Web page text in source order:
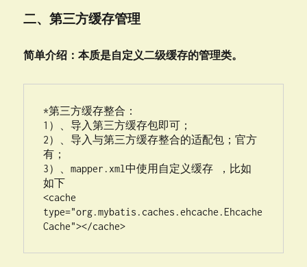
二、第三方缓存管理
简单介绍：本质是自定义二级缓存的管理类。
*第三方缓存整合：
1）、导入第三方缓存包即可；
2）、导入与第三方缓存整合的适配包；官方
有；
3）、mapper.xml中使用自定义缓存 ，比如
如下
<cache
type="org.mybatis.caches.ehcache.Ehcache